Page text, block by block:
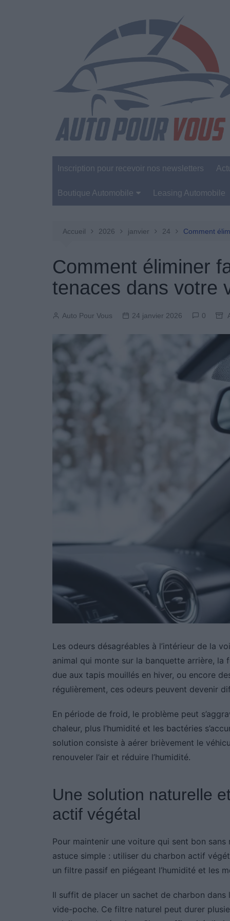
Inscription pour recevoir nos newsletters
Boutique Automobile
Entretien Automobile
Produits Boutique
Leasing Automobile
Accueil 2026 janvier 24 Comment
Comment éliminer
tenaces dans votre
Auto Pour Vous 24 janvier 2026 0
Les odeurs désagréables à l’intérieur de la
animal qui monte sur la banquette arrière, la
due aux tapis mouillés en hiver, ou encore
régulièrement, ces odeurs peuvent devenir
En période de froid, le problème peut
chaleur, plus l’humidité et les bactéries
solution consiste à aérer brièvement le
renouveler l’air et réduire l’humidité.
Une solution naturelle
actif végétal
Pour maintenir une voiture qui sent bon
astuce simple : utiliser du charbon actif
un filtre passif en piégeant l’humidité et les
Il suffit de placer un sachet de charbon
vide-poche. Ce filtre naturel peut durer